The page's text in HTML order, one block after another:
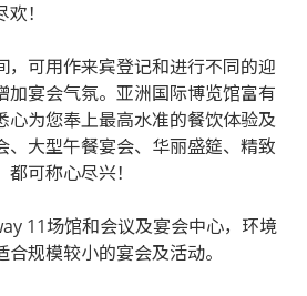
！
，可用作来宾登记和进行不同的迎
加宴会气氛。亚洲国际博览馆富有
心为您奉上最高水准的餐饮体验及
、大型午餐宴会、华丽盛筵、精致
可称心尽兴！
11场馆和会议及宴会中心，环境
规模较小的宴会及活动。